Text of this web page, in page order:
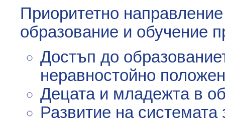
Приоритетно
образование и обучение
Достъп до
неравностойно
Децата и младежта в
Развитие на системата